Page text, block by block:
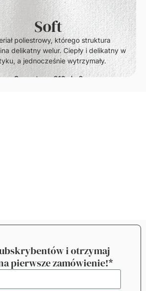
Soft
poliestrowy, którego struktura
delikatny welur. Ciepły i delikatny w
a jednocześnie wytrzymały.
Gramatura: 210g/m2
i otrzymaj
pierwsze zamówienie!*